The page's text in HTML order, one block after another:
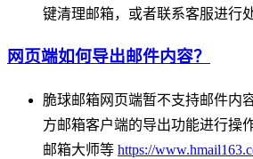
键清理邮箱，或者联系客服进行处
网页端如何导出邮件内容？
脆球邮箱网页端暂不支持邮件内
方邮箱客户端的导出功能进行操
邮箱大师等 https://